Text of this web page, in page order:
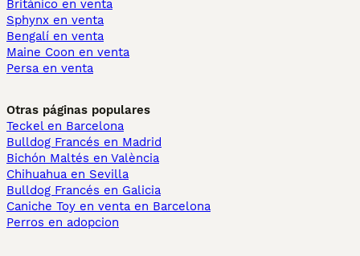
Británico en venta
Sphynx en venta
Bengalí en venta
Maine Coon en venta
Persa en venta
Otras páginas populares
Teckel en Barcelona
Bulldog Francés en Madrid
Bichón Maltés en València
Chihuahua en Sevilla
Bulldog Francés en Galicia
Caniche Toy en venta en Barcelona
Perros en adopcion